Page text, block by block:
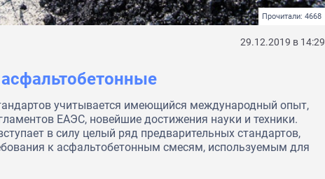
Прочитали: 4668
29.12.2019 в 14:29
учитывается имеющийся международный опыт,
ЕАЭС, новейшие достижения науки и техники.
в силу целый ряд предварительных стандартов,
к асфальтобетонным смесям, используемым для